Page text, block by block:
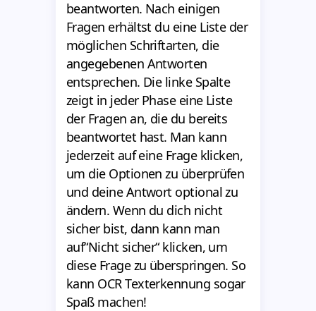
beantworten. Nach einigen
Fragen erhältst du eine Liste der
möglichen Schriftarten, die
angegebenen Antworten
entsprechen. Die linke Spalte
zeigt in jeder Phase eine Liste
der Fragen an, die du bereits
beantwortet hast. Man kann
jederzeit auf eine Frage klicken,
um die Optionen zu überprüfen
und deine Antwort optional zu
ändern. Wenn du dich nicht
sicher bist, dann kann man
auf“Nicht sicher“ klicken, um
diese Frage zu überspringen. So
kann OCR Texterkennung sogar
Spaß machen!